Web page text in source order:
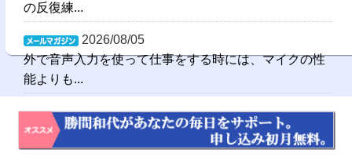
の反復練...
2026/08/05
外で音声入力を使って仕事をする時には、マイクの性
能よりも...